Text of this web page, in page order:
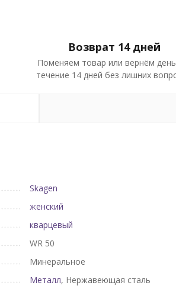
Возврат 14 дней
Поменяем товар или вернём
течение 14 дней без лишних
Skagen
женский
кварцевый
WR 50
Минеральное
Металл, Нержавеющая сталь